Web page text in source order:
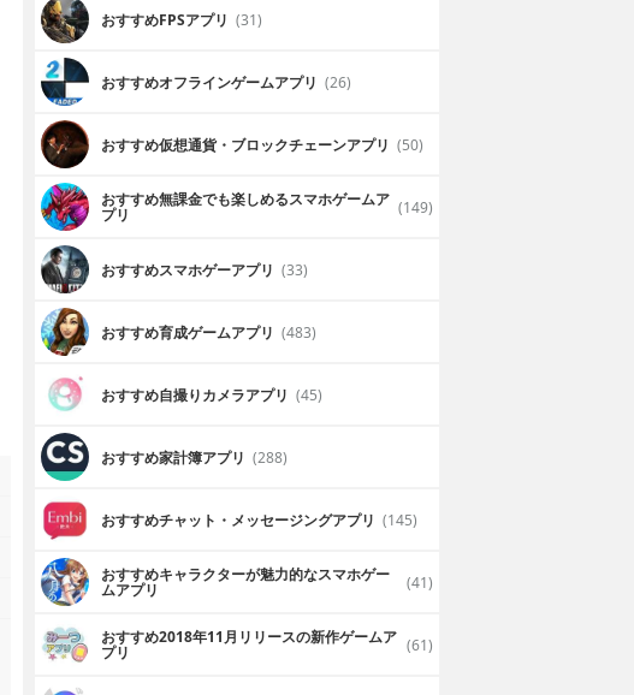
おすすめFPSアプリ (31)
おすすめオフラインゲームアプリ (26)
おすすめ仮想通貨・ブロックチェーンアプリ (50)
おすすめ無課金でも楽しめるスマホゲームア
プリ (149)
おすすめスマホゲーアプリ (33)
おすすめ育成ゲームアプリ (483)
おすすめ自撮りカメラアプリ (45)
おすすめ家計簿アプリ (288)
おすすめチャット・メッセージングアプリ (145)
おすすめキャラクターが魅力的なスマホゲー
ムアプリ (41)
おすすめ2018年11月リリースの新作ゲームア
プリ (61)